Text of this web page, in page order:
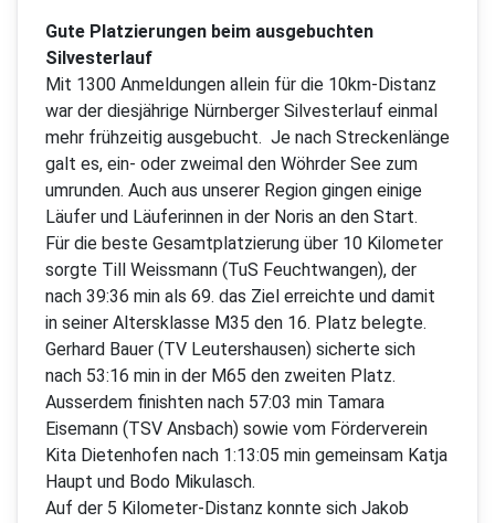
Gute Platzierungen beim ausgebuchten
Silvesterlauf
Mit 1300 Anmeldungen allein für die 10km-Distanz
war der diesjährige Nürnberger Silvesterlauf einmal
mehr frühzeitig ausgebucht. Je nach Streckenlänge
galt es, ein- oder zweimal den Wöhrder See zum
umrunden. Auch aus unserer Region gingen einige
Läufer und Läuferinnen in der Noris an den Start.
Für die beste Gesamtplatzierung über 10 Kilometer
sorgte Till Weissmann (TuS Feuchtwangen), der
nach 39:36 min als 69. das Ziel erreichte und damit
in seiner Altersklasse M35 den 16. Platz belegte.
Gerhard Bauer (TV Leutershausen) sicherte sich
nach 53:16 min in der M65 den zweiten Platz.
Ausserdem finishten nach 57:03 min Tamara
Eisemann (TSV Ansbach) sowie vom Förderverein
Kita Dietenhofen nach 1:13:05 min gemeinsam Katja
Haupt und Bodo Mikulasch.
Auf der 5 Kilometer-Distanz konnte sich Jakob